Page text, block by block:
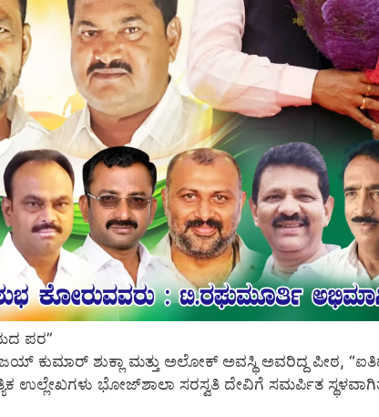
ಪರ”
ಕುಮಾರ್ ಶುಕ್ಲಾ ಮತ್ತು ಅಲೋಕ್ ಅವಸ್ಥಿ ಅವರಿದ್ದ ಪೀಠ,
ಉಲ್ಲೇಖಗಳು ಭೋಜ್‌ಶಾಲಾ ಸರಸ್ವತಿ ದೇವಿಗೆ ಸಮರ್ಪಿತ